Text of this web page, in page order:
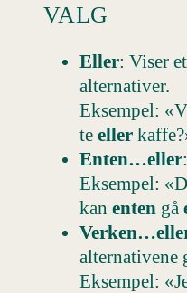
VALG
Eller: Viser
alternativer.
Eksempel:
te eller
Enten…eller
Eksempel:
kan enten gå
alternativene
Eksempel: